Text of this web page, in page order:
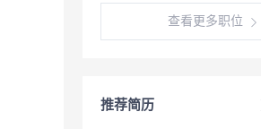
查看更多职位
推荐简历